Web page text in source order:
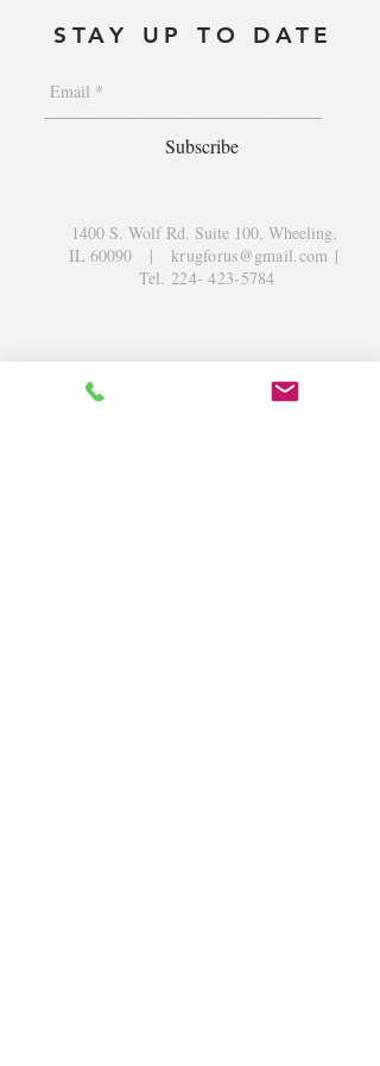
STAY UP TO DATE
Subscribe
1400 S. Wolf Rd. Suite 100, Wheeling,
IL 60090 |krugforus@gmail.com |
Tel.224- 423-5784